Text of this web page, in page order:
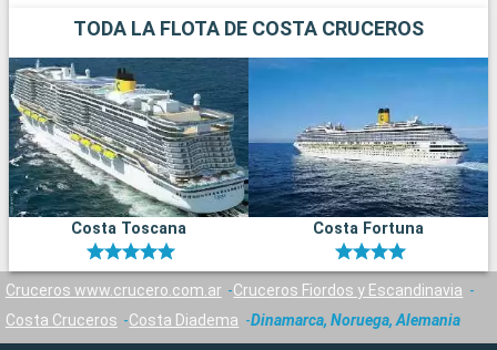
TODA LA FLOTA DE COSTA CRUCEROS
Costa Toscana Costa Fortuna
Cruceros www.crucero.com.ar
Cruceros Fiordos y Escandinavia
Costa Cruceros
Costa Diadema Dinamarca, Noruega, Alemania